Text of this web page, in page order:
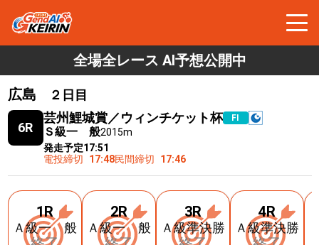
全場全レース AI予想公開中
広島
２日目
6R
芸州鯉城賞／ウィンチケット杯 FⅠ
Ｓ級一 般2015m
発走予定17:51
電投締切
17:48民間締切 17:46
1R
Ａ級一 般
2R
Ａ級一 般
3R
Ａ級準決勝
4R
Ａ級準決勝